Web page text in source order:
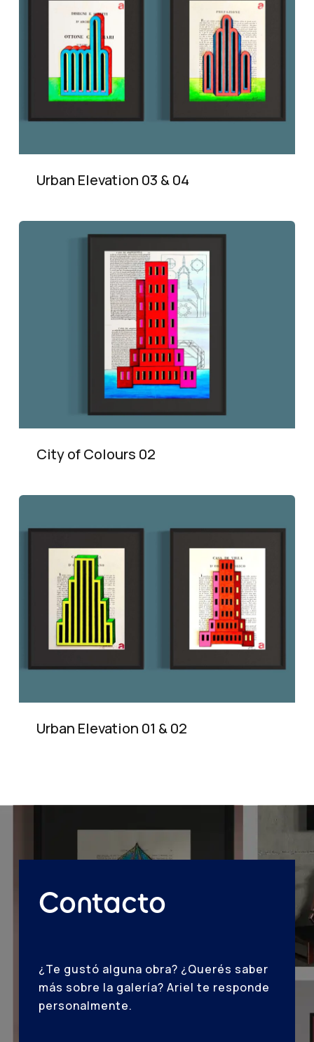
Urban Elevation 03 & 04
City of Colours 02
Urban Elevation 01 & 02
Contacto
¿Te gustó alguna obra? ¿Querés saber
más sobre la galería? Ariel te responde
personalmente.